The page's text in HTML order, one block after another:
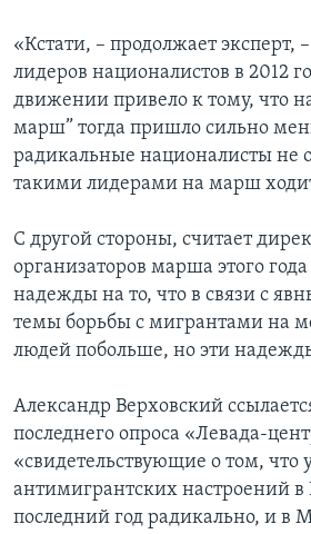
«Кстати, – продолжает эксперт,
лидеров националистов в 2012
движении привело к тому, что
марш” тогда пришло сильно
радикальные националисты не
такими лидерами на марш
С другой стороны, считает
организаторов марша этого
надежды на то, что в связи с
темы борьбы с мигрантами на
людей побольше, но эти
Александр Верховский
последнего опроса «Левада-
«свидетельствующие о том, что
антимигрантских настроений в
последний год радикально, и в